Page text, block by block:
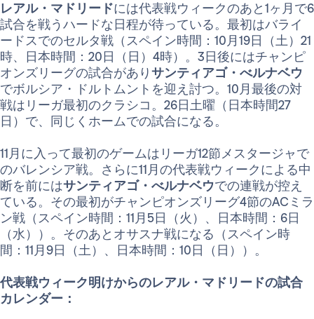
レアル・マドリードには代表戦ウィークのあと1ヶ月で6
試合を戦うハードな日程が待っている。最初はバライ
ードスでのセルタ戦（スペイン時間：10月19日（土）21
時、日本時間：20日（日）4時）。3日後にはチャンピ
オンズリーグの試合がありサンティアゴ・べルナベウ
でボルシア・ドルトムントを迎え討つ。10月最後の対
戦はリーガ最初のクラシコ。26日土曜（日本時間27
日）で、同じくホームでの試合になる。
11月に入って最初のゲームはリーガ12節メスタージャで
のバレンシア戦。さらに11月の代表戦ウィークによる中
断を前にはサンティアゴ・べルナベウでの連戦が控え
ている。その最初がチャンピオンズリーグ4節のACミラ
ン戦（スペイン時間：11月5日（火）、日本時間：6日
（水））。そのあとオサスナ戦になる（スペイン時
間：11月9日（土）、日本時間：10日（日））。
代表戦ウィーク明けからのレアル・マドリードの試合
カレンダー：